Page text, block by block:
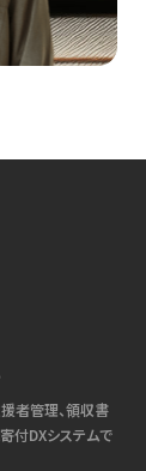
者管理、領収書
付DXシステムで